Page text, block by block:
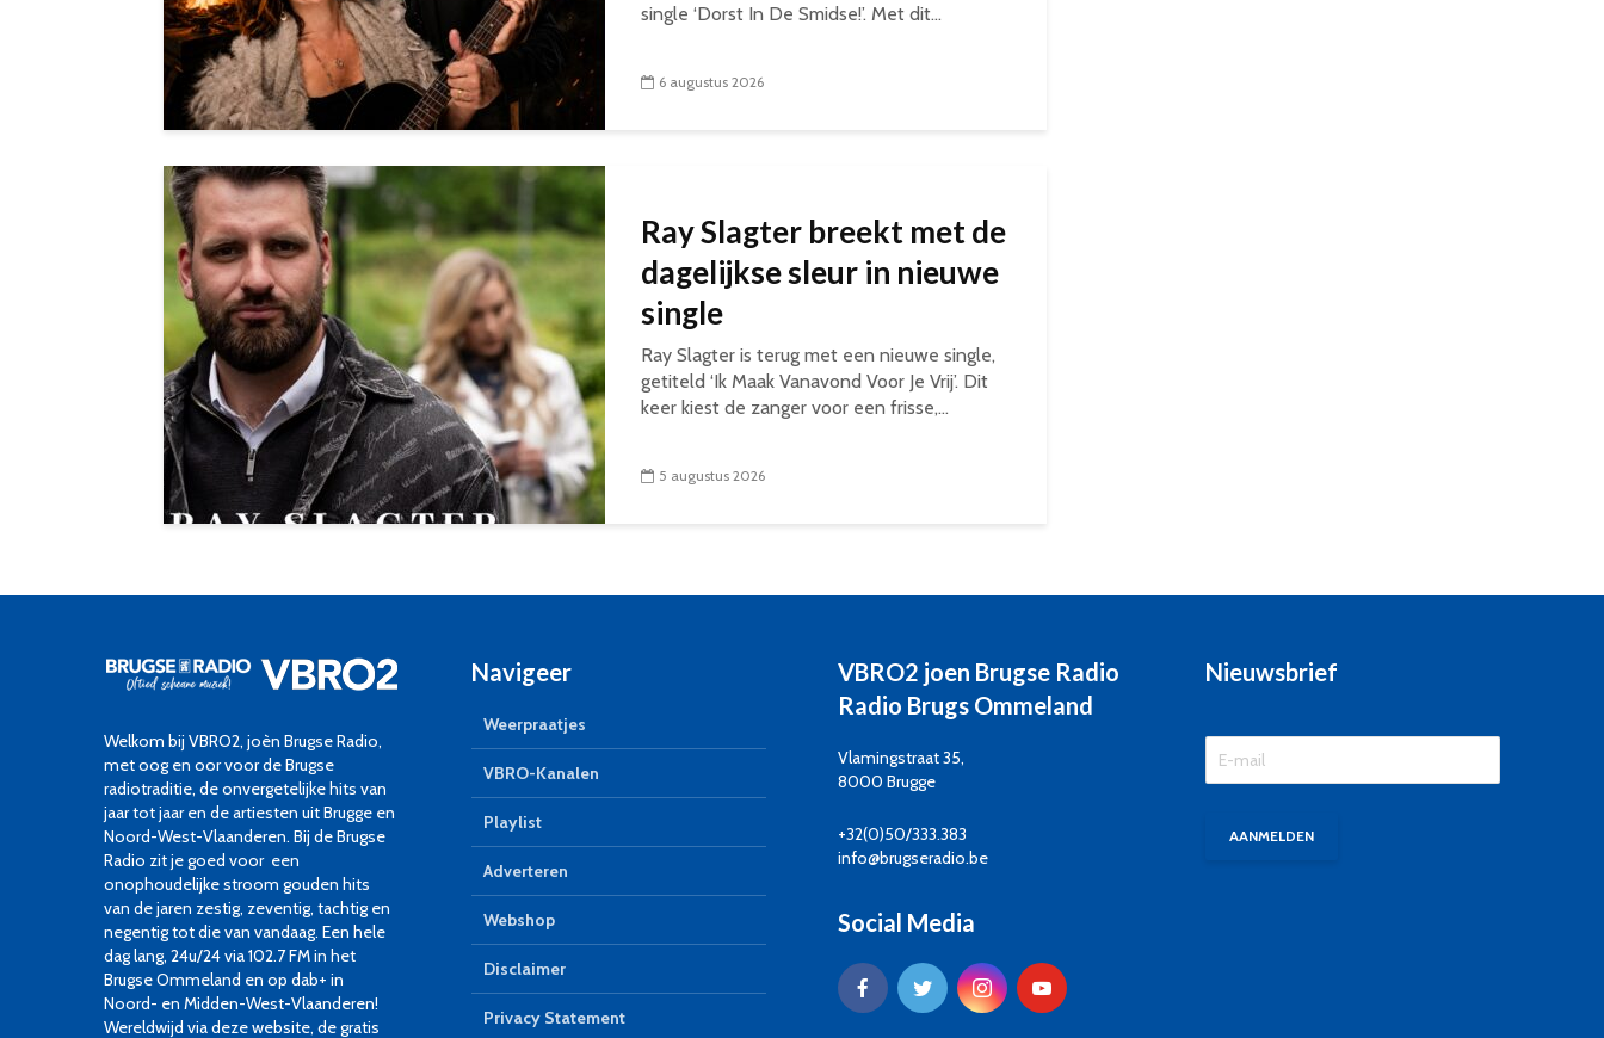
single ‘Dorst In De Smidse!’. Met dit...
6 augustus 2026
Ray Slagter breekt met de
dagelijkse sleur in nieuwe
single
Ray Slagter is terug met een nieuwe single,
getiteld ‘Ik Maak Vanavond Voor Je Vrij’. Dit
keer kiest de zanger voor een frisse,...
5 augustus 2026
Welkom bij VBRO2, joèn Brugse Radio,
met oog en oor voor de Brugse
radiotraditie, de onvergetelijke hits van
jaar tot jaar en de artiesten uit Brugge en
Noord-West-Vlaanderen. Bij de Brugse
Radio zit je goed voor een
onophoudelijke stroom gouden hits
van de jaren zestig, zeventig, tachtig en
negentig tot die van vandaag. Een hele
dag lang, 24u/24 via 102.7 FM in het
Brugse Ommeland en op dab+ in
Noord- en Midden-West-Vlaanderen!
Wereldwijd via deze website, de gratis
Navigeer
Weerpraatjes
VBRO-Kanalen
Playlist
Adverteren
Webshop
Disclaimer
Privacy Statement
VBRO2 joen Brugse Radio
Radio Brugs Ommeland
Vlamingstraat 35,
8000 Brugge
+32(0)50/333.383
info@brugseradio.be
Social Media
Nieuwsbrief